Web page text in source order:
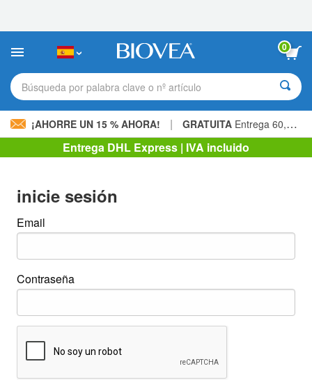
sitio
incluye
sistema
de
0
Búsqueda por palabra clave o nº artículo
¡AHORRE UN 15 % AHORA! | GRATUITA Entrega 60,00 € »
Entrega DHL Express | IVA incluido
inicie sesión
Email
Contraseña